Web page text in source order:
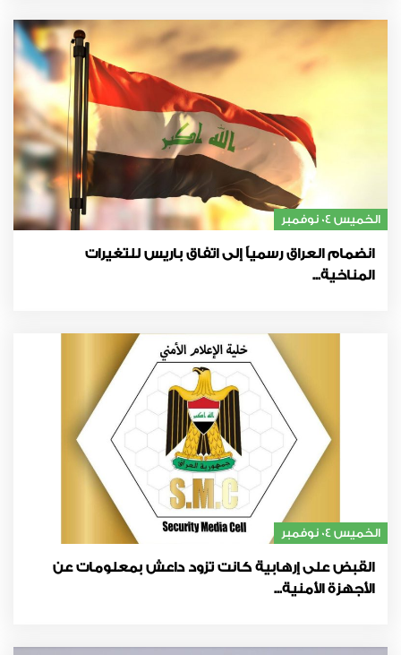
الخميس 04 نوفمبر
انضمام العراق رسمياً إلى اتفاق باريس للتغيرات
المناخية...
الخميس 04 نوفمبر
القبض على إرهابية كانت تزود داعش بمعلومات عن
الأجهزة الأمنية...